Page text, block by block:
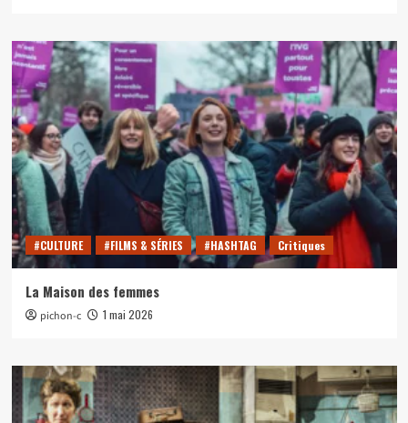
#CULTURE #FILMS & SÉRIES #HASHTAG Critiques
La Maison des femmes
pichon-c 1 mai 2026